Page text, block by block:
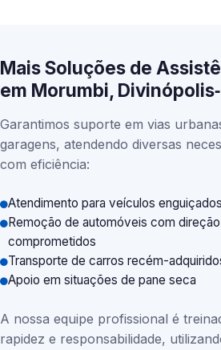
Mais Soluções de
em Morumbi,
Garantimos suporte em vias
garagens, atendendo diversas
com eficiência:
Atendimento para veículos enguiçados
Remoção de automóveis com
comprometidos
Transporte de carros recém-
Apoio em situações de pane seca
A nossa equipe profissional é
rapidez e responsabilidade,